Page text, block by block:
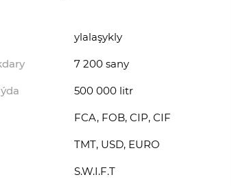
ylalaşykly
7 200 sany
500 000 litr
FCA, FOB, CIP, CIF
TMT, USD, EURO
S.W.I.F.T